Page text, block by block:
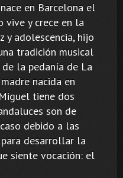
en Barcelona el
vive y crece en la
y adolescencia, hijo
tradición musical
la pedanía de La
nacida en
tiene dos
son de
debido a las
desarrollar la
siente vocación: el